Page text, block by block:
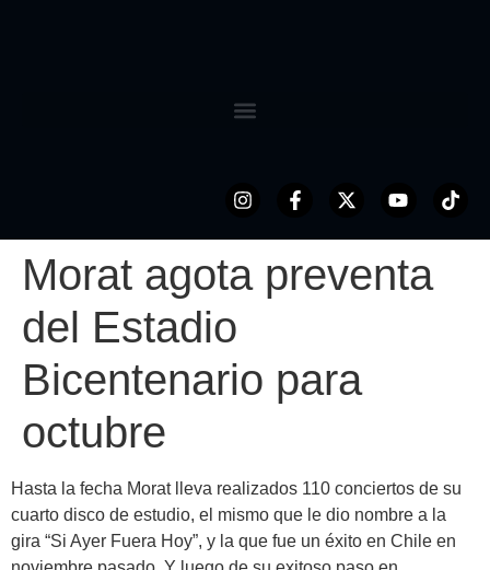
Morat agota preventa
del Estadio
Bicentenario para
octubre
Hasta la fecha Moratlleva realizados 110 conciertos de su
cuarto disco de estudio, el mismo que le dio nombre a la
gira “Si Ayer Fuera Hoy”, y la que fue un éxito en Chile en